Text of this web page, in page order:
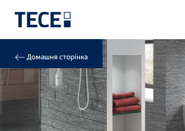
Breadcrumb
Домашня сторінка